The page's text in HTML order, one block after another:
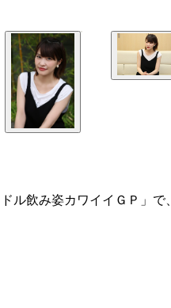
ル飲み姿カワイイＧＰ」